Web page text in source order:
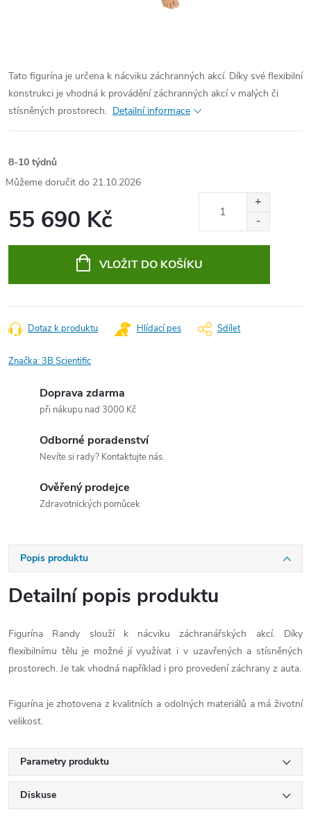
Tato figurína je určena k nácviku záchranných akcí. Díky své flexibilní
konstrukci je vhodná k provádění záchranných akcí v malých či
stísněných prostorech. Detailní informace
8-10 týdnů
21.10.2026
55 690 Kč
VLOŽIT DO KOŠÍKU
Dotaz k produktu Hlídací pes Sdílet
Značka:3B Scientific
Doprava zdarma
při nákupu nad 3000 Kč
Odborné poradenství
Nevíte si rady? Kontaktujte nás.
Ověřený prodejce
Zdravotnických pomůcek
Popis produktu
Detailní popis produktu
Figurína Randy slouží k nácviku záchranářských akcí. Díky
flexibilnímu tělu je možné jí využívat i v uzavřených a stísněných
prostorech. Je tak vhodná například i pro provedení záchrany z auta.
Figurína je zhotovena z kvalitních a odolných materiálů a má životní
velikost.
Parametry produktu
Diskuse